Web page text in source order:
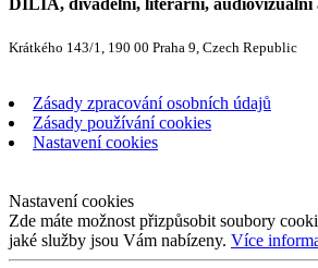
DILIA, divadelní, literární, audiovizuální
Krátkého 143/1, 190 00 Praha 9, Czech Republic
Zásady zpracování osobních údajů
Zásady používání cookies
Nastavení cookies
Nastavení cookies
Zde máte možnost přizpůsobit soubory
jaké služby jsou Vám nabízeny. Více